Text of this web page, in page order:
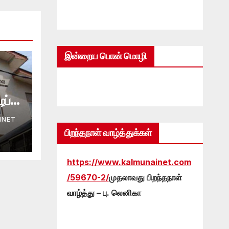
இன்றைய பொன் மொழி
பிறந்தநாள் வாழ்த்துக்கள்
https://www.kalmunainet.com
/59670-2/முதலாவது பிறந்தநாள்
வாழ்த்து – பு. லெனிகா